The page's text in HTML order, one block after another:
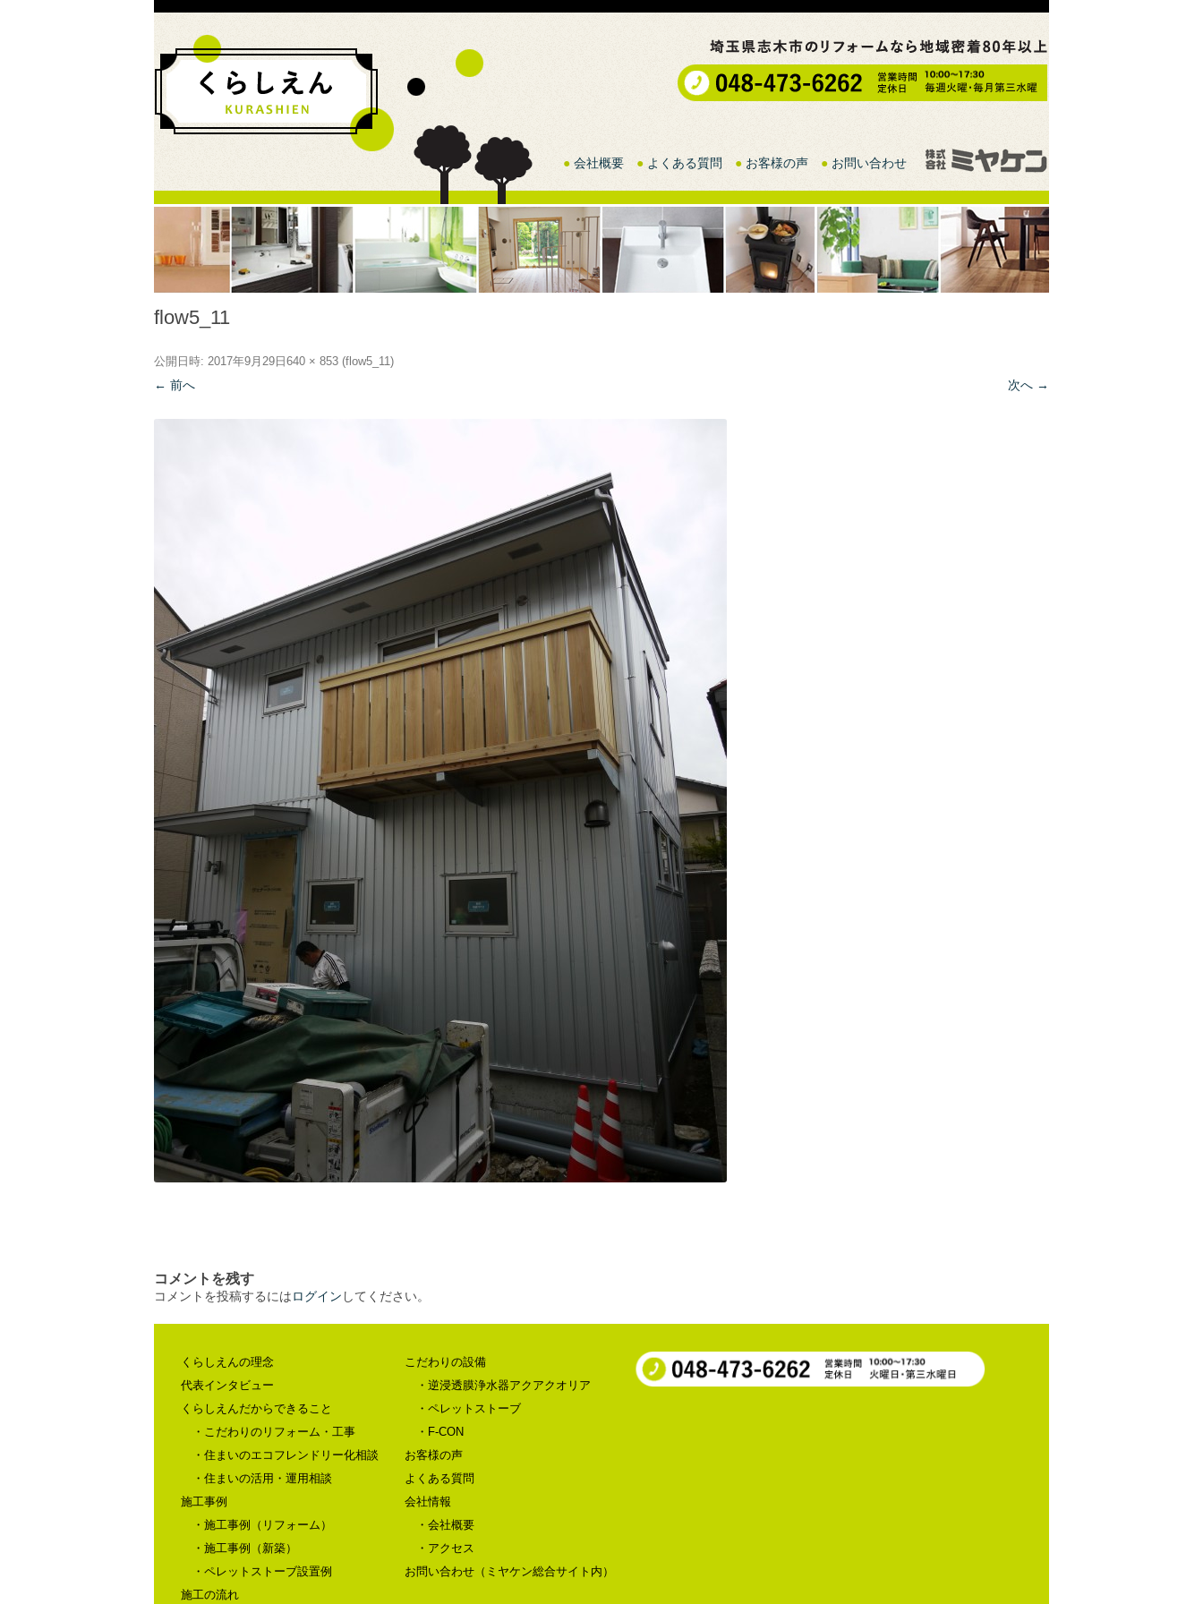
● 会社概要 ● よくある質問 ● お客様の声 ● お問い合わせ
flow5_11
公開日時: 2017年9月29日 640 × 853 (flow5_11)
← 前へ 次へ →
コメントを残す
コメントを投稿するにはログイン してください。
くらしえんの理念
代表インタビュー
くらしえんだからできること
・こだわりのリフォーム・工事
・住まいのエコフレンドリー化相談
・住まいの活用・運用相談
施工事例
・施工事例（リフォーム）
・施工事例（新築）
・ペレットストーブ設置例
施工の流れ
こだわりの設備
・逆浸透膜浄水器アクアクオリア
・ペレットストーブ
・F-CON
お客様の声
よくある質問
会社情報
・会社概要
・アクセス
お問い合わせ（ミヤケン総合サイト内）